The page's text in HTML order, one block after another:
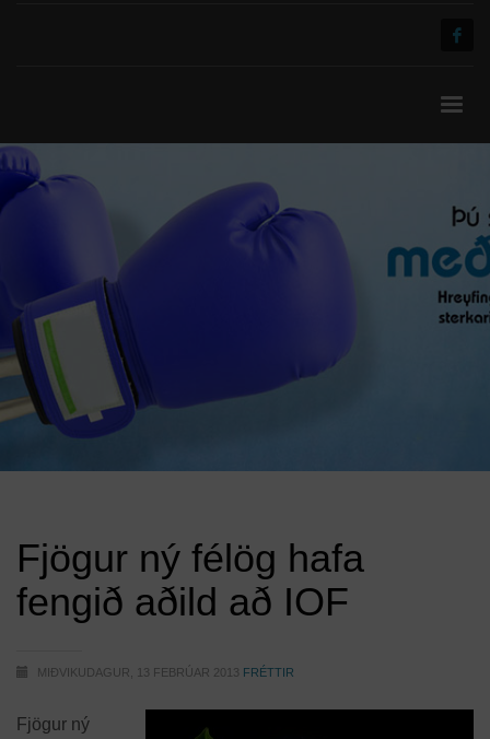
Fjögur ný félög hafa
fengið aðild að IOF
MIÐVIKUDAGUR, 13 FEBRÚAR 2013 FRÉTTIR
Fjögur ný